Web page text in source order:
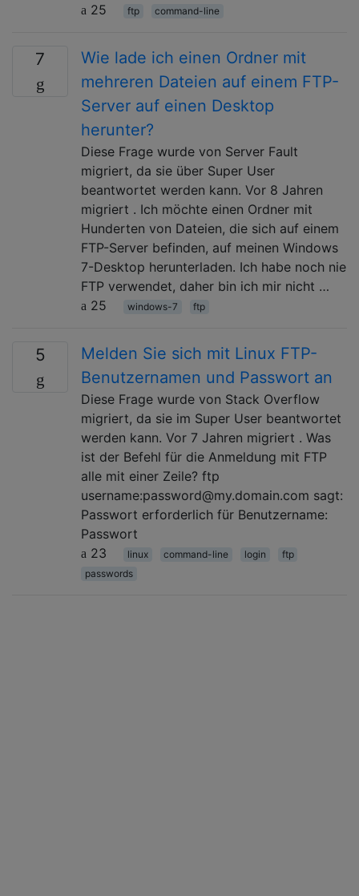
25
ftp command-line
7
Wie lade ich einen Ordner mit
mehreren Dateien auf einem FTP-
Server auf einen Desktop
herunter?
Diese Frage wurde von Server Fault
migriert, da sie über Super User
beantwortet werden kann. Vor 8 Jahren
migriert . Ich möchte einen Ordner mit
Hunderten von Dateien, die sich auf einem
FTP-Server befinden, auf meinen Windows
7-Desktop herunterladen. Ich habe noch nie
FTP verwendet, daher bin ich mir nicht …
25
windows-7 ftp
5
Melden Sie sich mit Linux FTP-
Benutzernamen und Passwort an
Diese Frage wurde von Stack Overflow
migriert, da sie im Super User beantwortet
werden kann. Vor 7 Jahren migriert . Was
ist der Befehl für die Anmeldung mit FTP
alle mit einer Zeile? ftp
username:password@my.domain.com sagt:
Passwort erforderlich für Benutzername:
Passwort
23
linux command-line login
ftp
passwords